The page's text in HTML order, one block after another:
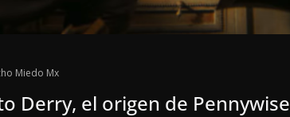
Miedo Mx
Derry, el origen de Pennywise